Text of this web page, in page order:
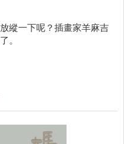
縱一下呢？插畫家羊麻吉
。